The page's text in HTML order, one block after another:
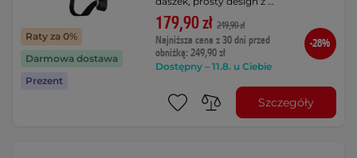
Raty za 0%
Darmowa dostawa
Prezent
179,90 zł 249,90 zł
Najniższa cena z 30 dni przed
obniżką: 249,90 zł
Dostępny – 11.8. u Ciebie
-28%
Szczegóły